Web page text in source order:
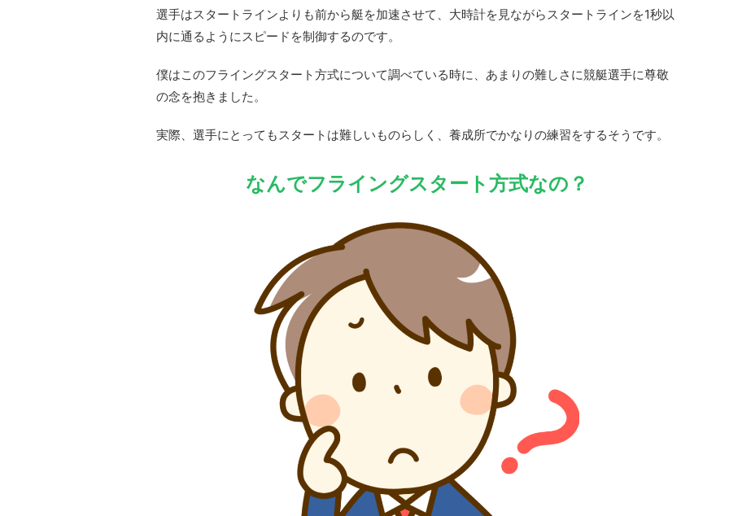
選手はスタートラインよりも前から艇を加速させて、大時計を見ながらスタートラインを1秒以
内に通るようにスピードを制御するのです。
僕はこのフライングスタート方式について調べている時に、あまりの難しさに競艇選手に尊敬
の念を抱きました。
実際、選手にとってもスタートは難しいものらしく、養成所でかなりの練習をするそうです。
なんでフライングスタート方式なの？